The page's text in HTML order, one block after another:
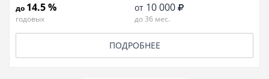
до 14.5 %
годовых
от 10 000
до 36 мес.
ПОДРОБНЕЕ